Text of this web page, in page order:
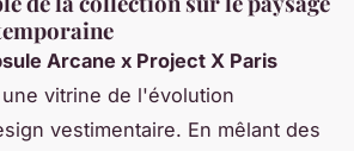
Arcane x Project X Paris
vitrine de l'évolution
vestimentaire. En mêlant des